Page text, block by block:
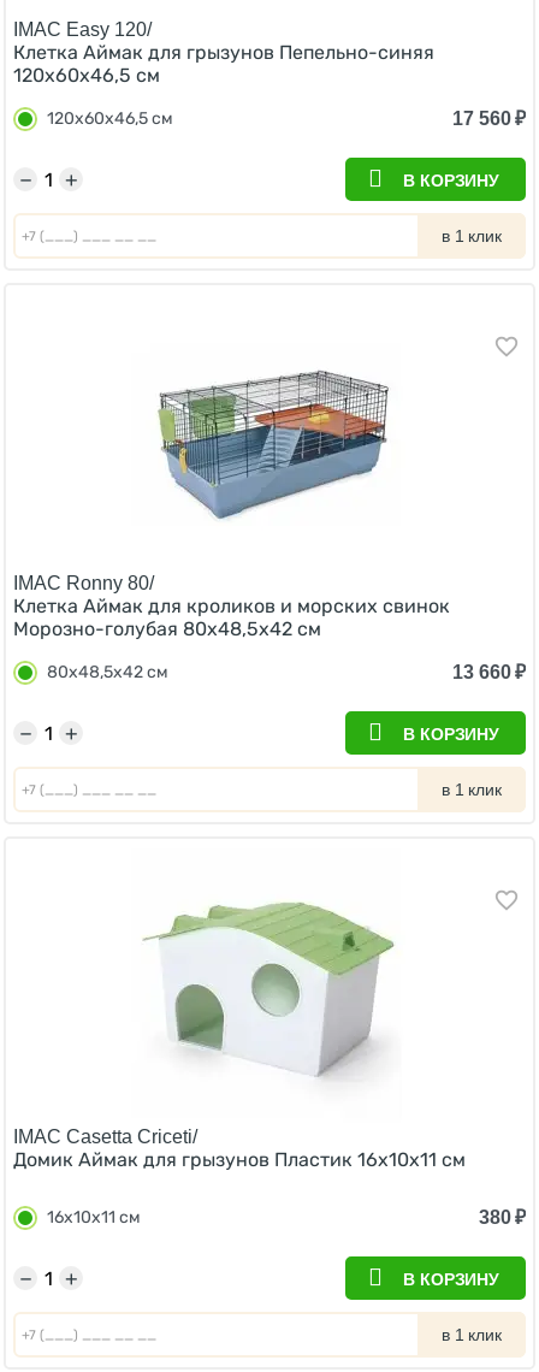
IMAC Easy 120/
Клетка Аймак для грызунов Пепельно-синяя
120х60х46,5 см
120х60х46,5 см 17 560₽
+
− В КОРЗИНУ
в 1 клик
IMAC Ronny 80/
Клетка Аймак для кроликов и морских свинок
Морозно-голубая 80х48,5х42 см
80х48,5х42 см 13 660₽
+
− В КОРЗИНУ
в 1 клик
IMAC Casetta Criceti/
Домик Аймак для грызунов Пластик 16х10х11 см
16х10х11 см 380₽
+
− В КОРЗИНУ
в 1 клик